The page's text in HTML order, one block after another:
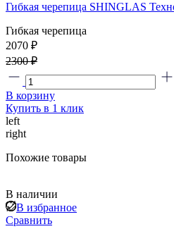
Гибкая черепица SHINGLAS
Гибкая черепица
2070 ₽
2300 ₽
В корзину
Купить в 1 клик
left
right
Похожие товары
В наличии
В избранное
Сравнить